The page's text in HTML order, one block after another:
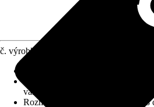
č. výrobku
Oválná vana,
vana, Koupelnová vana
Rozměry (DxŠxV)
175 x 86 x 58